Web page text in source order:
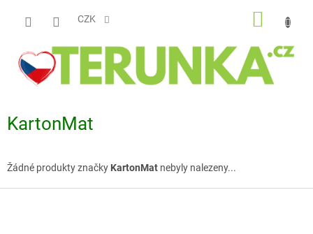
CZK
KartonMat
Žádné produkty značky KartonMat nebyly nalezeny...